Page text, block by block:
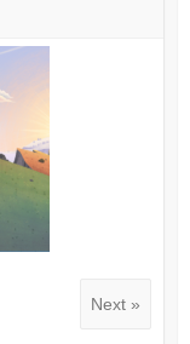
Next »